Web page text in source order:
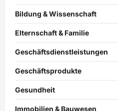
Bildung & Wissenschaft
Elternschaft & Familie
Geschäftsdienstleistungen
Geschäftsprodukte
Gesundheit
Immobilien & Bauwesen